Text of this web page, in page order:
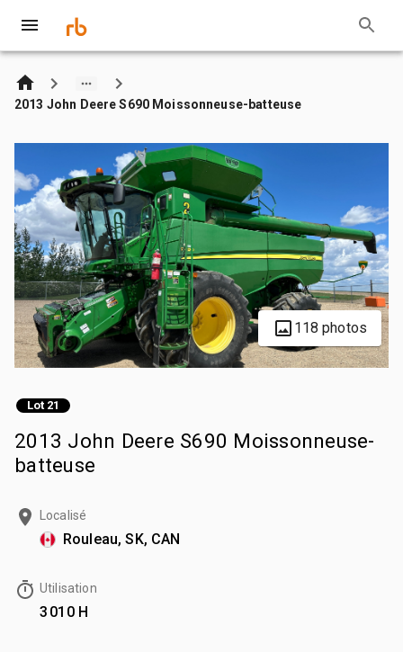
2013 John Deere S690 Moissonneuse-batteuse
118 photos
Lot 21
2013 John Deere S690 Moissonneuse-
batteuse
Localisé
Rouleau, SK, CAN
Utilisation
3 010 H